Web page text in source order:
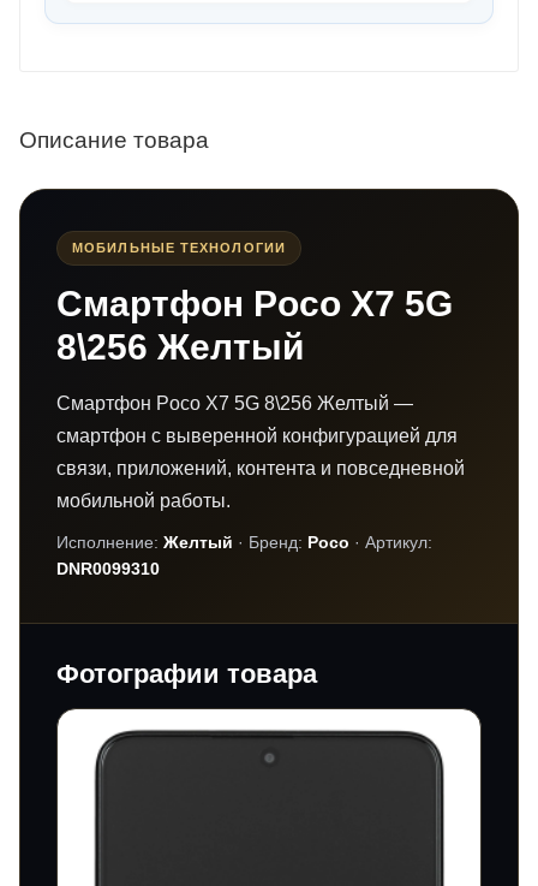
Описание товара
МОБИЛЬНЫЕ ТЕХНОЛОГИИ
Смартфон Poco X7 5G
8\256 Желтый
Смартфон Poco X7 5G 8\256 Желтый —
смартфон с выверенной конфигурацией для
связи, приложений, контента и повседневной
мобильной работы.
Исполнение: Желтый · Бренд: Poco · Артикул:
DNR0099310
Фотографии товара